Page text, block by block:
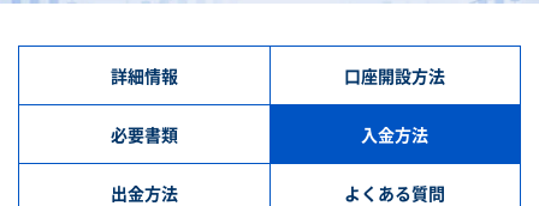
詳細情報 口座開設方法
必要書類 入金方法
出金方法 よくある質問